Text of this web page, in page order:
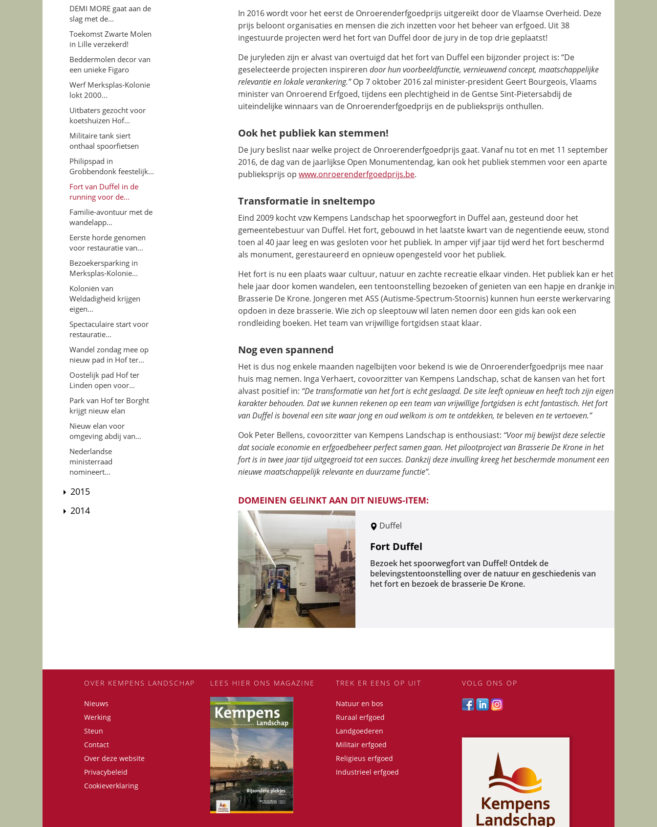
In 2016 wordt voor het eerst de Onroerenderfgoedprijs uitgereikt door de Vlaamse Overheid. Deze
prijs beloont organisaties en mensen die zich inzetten voor het beheer van erfgoed. Uit 38
ingestuurde projecten werd het fort van Duffel door de jury in de top drie geplaatst!
De juryleden zijn er alvast van overtuigd dat het fort van Duffel een bijzonder project is: “De
geselecteerde projecten inspireren door hun voorbeeldfunctie, vernieuwend concept, maatschappelijke
relevantie en lokale verankering.”Op 7 oktober 2016 zal minister-president Geert Bourgeois, Vlaams
minister van Onroerend Erfgoed, tijdens een plechtigheid in de Gentse Sint-Pietersabdij de
uiteindelijke winnaars van de Onroerenderfgoedprijs en de publieksprijs onthullen.
Ook het publiek kan stemmen!
De jury beslist naar welke project de Onroerenderfgoedprijs gaat. Vanaf nu tot en met 11 september
2016, de dag van de jaarlijkse Open Monumentendag, kan ook het publiek stemmen voor een aparte
publieksprijs op www.onroerenderfgoedprijs.be.
Transformatie in sneltempo
Eind 2009 kocht vzw Kempens Landschap het spoorwegfort in Duffel aan, gesteund door het
gemeentebestuur van Duffel. Het fort, gebouwd in het laatste kwart van de negentiende eeuw, stond
toen al 40 jaar leeg en was gesloten voor het publiek. In amper vijf jaar tijd werd het fort beschermd
als monument, gerestaureerd en opnieuw opengesteld voor het publiek.
Het fort is nu een plaats waar cultuur, natuur en zachte recreatie elkaar vinden. Het publiek kan er het
hele jaar door komen wandelen, een tentoonstelling bezoeken of genieten van een hapje en drankje in
Brasserie De Krone. Jongeren met ASS (Autisme-Spectrum-Stoornis) kunnen hun eerste werkervaring
opdoen in deze brasserie. Wie zich op sleeptouw wil laten nemen door een gids kan ook een
rondleiding boeken. Het team van vrijwillige fortgidsen staat klaar.
Nog even spannend
Het is dus nog enkele maanden nagelbijten voor bekend is wie de Onroerenderfgoedprijs mee naar
huis mag nemen. Inga Verhaert, covoorzitter van Kempens Landschap, schat de kansen van het fort
alvast positief in: “De transformatie van het fort is echt geslaagd. De site leeft opnieuw en heeft toch zijn eigen
karakter behouden. Dat we kunnen rekenen op een team van vrijwillige fortgidsen is echt fantastisch. Het fort
van Duffel is bovenal een site waar jong en oud welkom is om te ontdekken, te beleven en te vertoeven.”
Ook Peter Bellens, covoorzitter van Kempens Landschap is enthousiast: “Voor mij bewijst deze selectie
dat sociale economie en erfgoedbeheer perfect samen gaan. Het pilootproject van Brasserie De Krone in het
fort is in twee jaar tijd uitgegroeid tot een succes. Dankzij deze invulling kreeg het beschermde monument een
nieuwe maatschappelijk relevante en duurzame functie”.
DOMEINEN GELINKT AAN DIT NIEUWS-ITEM:
Duffel
Fort Duffel
Bezoek het spoorwegfort van Duffel! Ontdek de
belevingstentoonstelling over de natuur en geschiedenis van
het fort en bezoek de brasserie De Krone.
DEMI MORE gaat aan de
slag met de...
Toekomst Zwarte Molen
in Lille verzekerd!
Beddermolen decor van
een unieke Figaro
Werf Merksplas-Kolonie
lokt 2000...
Uitbaters gezocht voor
koetshuizen Hof...
Militaire tank siert
onthaal spoorfietsen
Philipspad in
Grobbendonk feestelijk...
Fort van Duffel in de
running voor de...
Familie-avontuur met de
wandelapp...
Eerste horde genomen
voor restauratie van...
Bezoekersparking in
Merksplas-Kolonie...
Koloniën van
Weldadigheid krijgen
eigen...
Spectaculaire start voor
restauratie...
Wandel zondag mee op
nieuw pad in Hof ter...
Oostelijk pad Hof ter
Linden open voor...
Park van Hof ter Borght
krijgt nieuw elan
Nieuw elan voor
omgeving abdij van...
Nederlandse
ministerraad
nomineert...
2015
2014
OVER KEMPENS LANDSCHAP
Nieuws
Werking
Steun
Contact
Over deze website
Privacybeleid
Cookieverklaring
LEES HIER ONS MAGAZINE TREK ER EENS OP UIT
Natuur en bos
Ruraal erfgoed
Landgoederen
Militair erfgoed
Religieus erfgoed
Industrieel erfgoed
VOLG ONS OP